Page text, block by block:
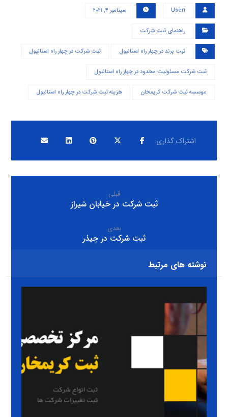
User۱ سپتامبر ۴, ۲۰۲۱
راهنمای ثبت شرکت
ثبت برند در چهار راه استانبول ثبت شرکت در چهار راه استانبول
ثبت شرکت مسئولیت محدود در چهار راه استانبول
موسسه ثبت شرکت کریمخان هزینه ثبت شرکت در چهار راه استانبول
قبلی
ثبت شرکت در خیابان شیراز
بعدی
ثبت شرکت در چیذر
نوشته های مرتبط